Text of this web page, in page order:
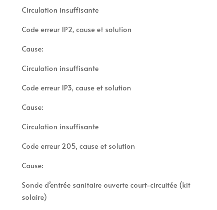
Circulation insuffisante
Code erreur 1P2, cause et solution
Cause:
Circulation insuffisante
Code erreur 1P3, cause et solution
Cause:
Circulation insuffisante
Code erreur 205, cause et solution
Cause:
Sonde d’entrée sanitaire ouverte court-circuitée (kit
solaire)